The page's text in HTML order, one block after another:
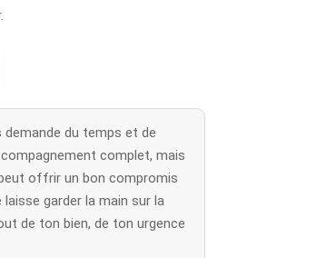
du temps et de
complet, mais
offrir un bon compromis
garder la main sur la
de ton bien, de ton urgence